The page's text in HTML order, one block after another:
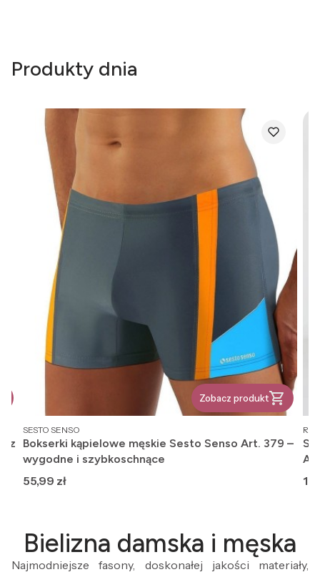
Produkty dnia
z
Zobacz produkt
PRODUCENT
SESTO SENSO
Bokserki kąpielowe męskie Sesto Senso Art. 379 –
wygodne i szybkoschnące
Cena
55,99 zł
Bielizna damska i męska
Najmodniejsze fasony, doskonałej jakości materiały,